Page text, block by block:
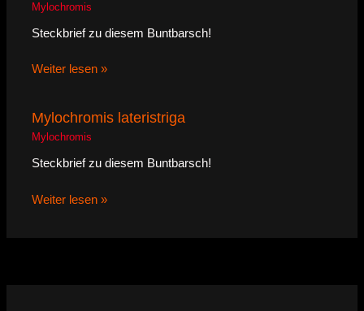
Mylochromis
Steckbrief zu diesem Buntbarsch!
Weiter lesen »
Mylochromis lateristriga
Mylochromis
Steckbrief zu diesem Buntbarsch!
Weiter lesen »